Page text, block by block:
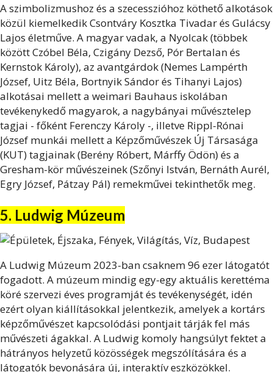
A szimbolizmushoz és a szecesszióhoz köthető alkotások
közül kiemelkedik Csontváry Kosztka Tivadar és Gulácsy
Lajos életműve. A magyar vadak, a Nyolcak (többek
között Czóbel Béla, Czigány Dezső, Pór Bertalan és
Kernstok Károly), az avantgárdok (Nemes Lampérth
József, Uitz Béla, Bortnyik Sándor és Tihanyi Lajos)
alkotásai mellett a weimari Bauhaus iskolában
tevékenykedő magyarok, a nagybányai művésztelep
tagjai - főként Ferenczy Károly -, illetve Rippl-Rónai
József munkái mellett a Képzőművészek Új Társasága
(KUT) tagjainak (Berény Róbert, Márffy Ödön) és a
Gresham-kör művészeinek (Szőnyi István, Bernáth Aurél,
Egry József, Pátzay Pál) remekművei tekinthetők meg.
5. Ludwig Múzeum
A Ludwig Múzeum 2023-ban csaknem 96 ezer látogatót
fogadott. A múzeum mindig egy-egy aktuális kerettéma
köré szervezi éves programját és tevékenységét, idén
ezért olyan kiállításokkal jelentkezik, amelyek a kortárs
képzőművészet kapcsolódási pontjait tárják fel más
művészeti ágakkal. A Ludwig komoly hangsúlyt fektet a
hátrányos helyzetű közösségek megszólítására és a
látogatók bevonására új, interaktív eszközökkel.